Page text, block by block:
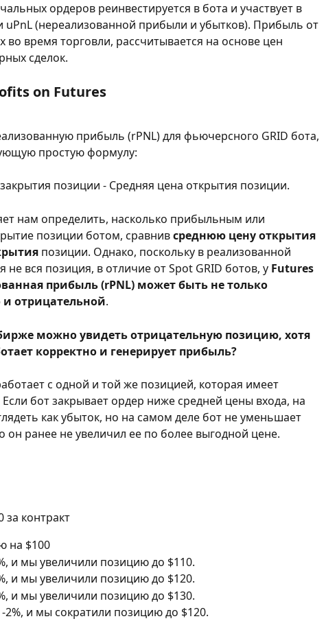
ордеров реинвестируется в бота и участвует в
(нереализованной прибыли и убытков). Прибыль от
время торговли, рассчитывается на основе цен
сделок.
on Futures
прибыль (rPNL) для фьючерсного GRID бота,
простую формулу:
позиции - Средняя цена открытия позиции.
нам определить, насколько прибыльным или
позиции ботом, сравнив среднюю цену открытия
позиции. Однако, поскольку в реализованной
не вся позиция, в отличие от Spot GRID ботов, у Futures
прибыль (rPNL) может быть не только
отрицательной.
можно увидеть отрицательную позицию, хотя
корректно и генерирует прибыль?
с одной и той же позицией, которая имеет
бот закрывает ордер ниже средней цены входа, на
как убыток, но на самом деле бот не уменьшает
он ранее не увеличил ее по более выгодной цене.
за контракт
на $100
и мы увеличили позицию до $110.
и мы увеличили позицию до $120.
и мы увеличили позицию до $130.
2%, и мы сократили позицию до $120.